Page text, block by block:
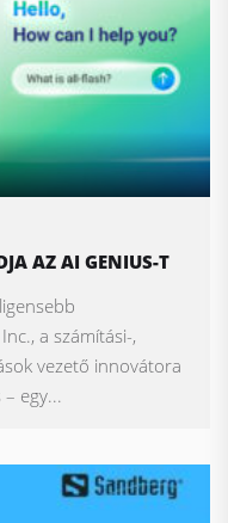
AZ AI GENIUS-T
a számítási-,
vezető innovátora
egy...